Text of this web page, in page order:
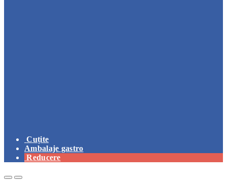
Cuțite
Ambalaje gastro
Reducere
OpenClose